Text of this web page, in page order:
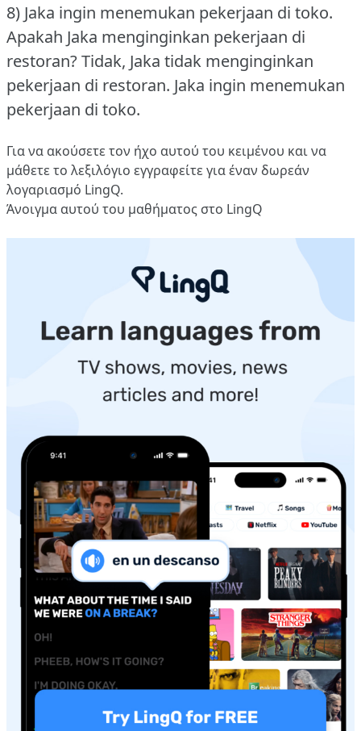
8) Jaka ingin menemukan pekerjaan di toko.
Apakah Jaka menginginkan pekerjaan di
restoran?Tidak, Jaka tidak menginginkan
pekerjaan di restoran. Jaka ingin menemukan
pekerjaan di toko.
Για να ακούσετε τον ήχο αυτού του κειμένου και να
μάθετε το λεξιλόγιο εγγραφείτε για έναν δωρεάν
λογαριασμό LingQ.
Άνοιγμα αυτού του μαθήματος στο LingQ